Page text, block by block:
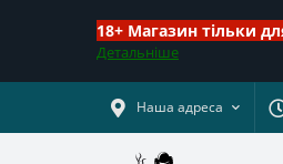
18+ Магазин тільки
Детальніше
Наша адреса